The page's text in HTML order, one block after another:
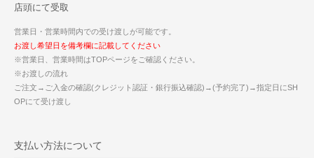
店頭にて受取
営業日・営業時間内での受け渡しが可能です。
お渡し希望日を備考欄に記載してください
※営業日、営業時間はTOPページをご確認ください。
※お渡しの流れ
ご注文→ご入金の確認(クレジット認証・銀行振込確認)→(予約完了)→指定日にSH
OPにて受け渡し
支払い方法について